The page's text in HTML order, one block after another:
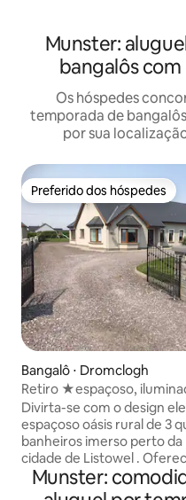
Munster:
bangalôs
Os hóspedes
temporada de
por sua
Preferido dos hóspedes
Preferido dos hóspedes
Bangalô ⋅ Dromclogh
Retiro ★espaçoso,
no campo★
Divirta-se com o design
espaçoso oásis rural de 3
banheiros imerso perto
cidade de Listowel .
escapadela relaxante no
Condado de Kerry, cheia
Munster: